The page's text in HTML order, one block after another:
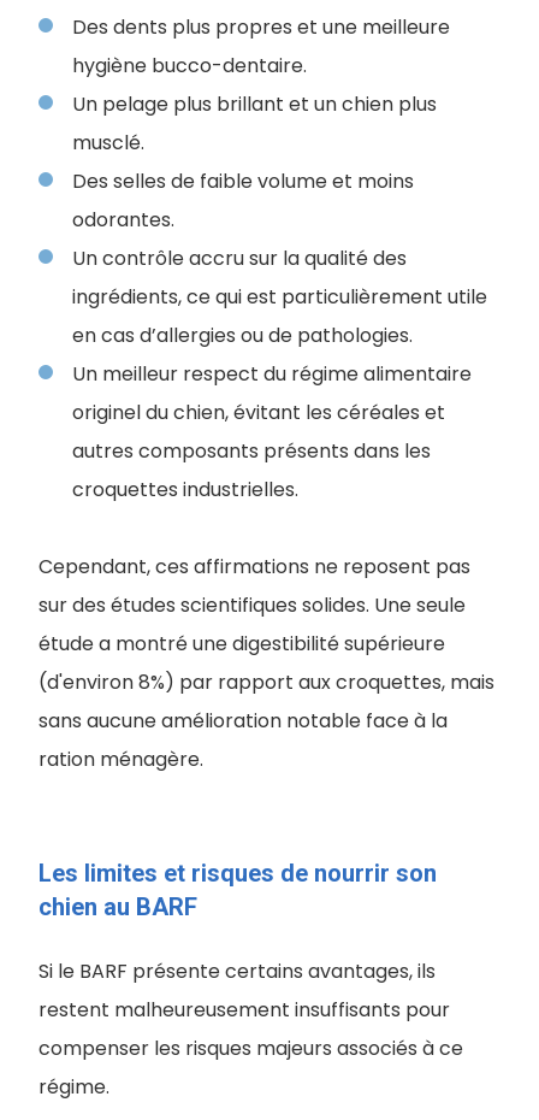
Des dents plus propres et une meilleure
hygiène bucco-dentaire.
Un pelage plus brillant et un chien plus
musclé.
Des selles de faible volume et moins
odorantes.
Un contrôle accru sur la qualité des
ingrédients, ce qui est particulièrement utile
en cas d’allergies ou de pathologies.
Un meilleur respect du régime alimentaire
originel du chien, évitant les céréales et
autres composants présents dans les
croquettes industrielles.
Cependant, ces affirmations ne reposent pas
sur des études scientifiques solides. Une seule
étude a montré une digestibilité supérieure
(d'environ 8%) par rapport aux croquettes, mais
sans aucune amélioration notable face à la
ration ménagère.
Les limites et risques de nourrir son
chien au BARF
Si le BARF présente certains avantages, ils
restent malheureusement insuffisants pour
compenser les risques majeurs associés à ce
régime.